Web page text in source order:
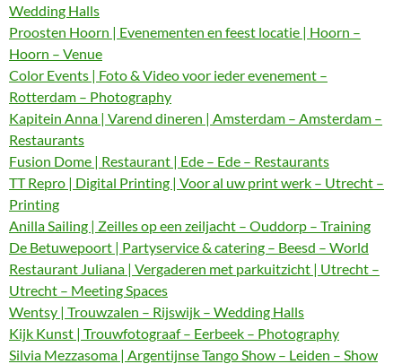
Wedding Halls
Proosten Hoorn | Evenementen en feest locatie | Hoorn –
Hoorn – Venue
Color Events | Foto & Video voor ieder evenement –
Rotterdam – Photography
Kapitein Anna | Varend dineren | Amsterdam – Amsterdam –
Restaurants
Fusion Dome | Restaurant | Ede – Ede – Restaurants
TT Repro | Digital Printing | Voor al uw print werk – Utrecht –
Printing
Anilla Sailing | Zeilles op een zeiljacht – Ouddorp – Training
De Betuwepoort | Partyservice & catering – Beesd – World
Restaurant Juliana | Vergaderen met parkuitzicht | Utrecht –
Utrecht – Meeting Spaces
Wentsy | Trouwzalen – Rijswijk – Wedding Halls
Kijk Kunst | Trouwfotograaf – Eerbeek – Photography
Silvia Mezzasoma | Argentijnse Tango Show – Leiden – Show